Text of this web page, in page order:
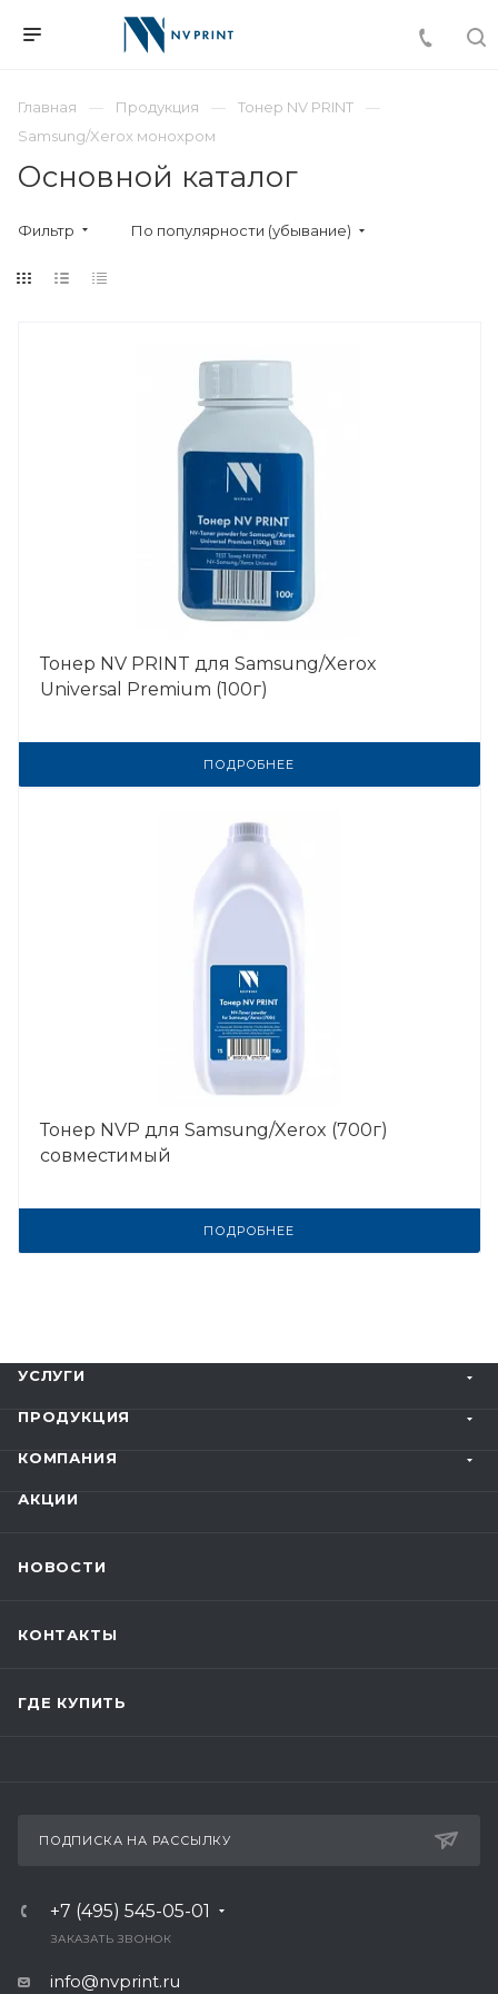
Главная Продукция
Тонер NV PRINT
Samsung/Xerox монохром
Основной каталог
Фильтр По популярности (убывание)
Тонер NV PRINT для Samsung/Xerox
Universal Premium (100г)
ПОДРОБНЕЕ
Тонер NVP для Samsung/Xerox (700г)
совместимый
ПОДРОБНЕЕ
УСЛУГИ
ПРОДУКЦИЯ
КОМПАНИЯ
АКЦИИ
НОВОСТИ
КОНТАКТЫ
ГДЕ КУПИТЬ
ПОДПИСКА НА РАССЫЛКУ
+7 (495) 545-05-01
ЗАКАЗАТЬ ЗВОНОК
info@nvprint.ru